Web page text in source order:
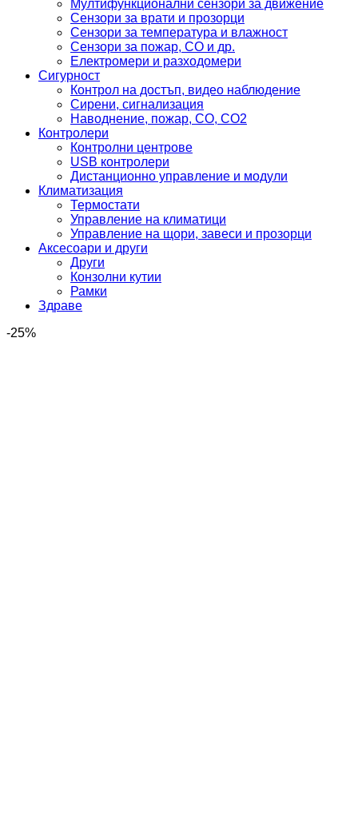
Мултифункционални сензори за движение
Сензори за врати и прозорци
Сензори за температура и влажност
Сензори за пожар, CO и др.
Електромери и разходомери
Сигурност
Контрол на достъп, видео наблюдение
Сирени, сигнализация
Наводнение, пожар, CO, CO2
Контролери
Контролни центрове
USB контролери
Дистанционно управление и модули
Климатизация
Термостати
Управление на климатици
Управление на щори, завеси и прозорци
Аксесоари и други
Други
Конзолни кутии
Рамки
Здраве
-25%